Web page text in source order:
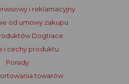
i reklamacyjny
od umowy zakupu
Dogtrace
i cechy produktu
Porady
towarów